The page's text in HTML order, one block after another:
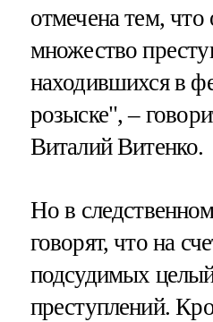
отмечена тем, что
множество
находившихся в
розыске", –
Виталий Витенко.
Но в
говорят, что на
подсудимых
преступлений.